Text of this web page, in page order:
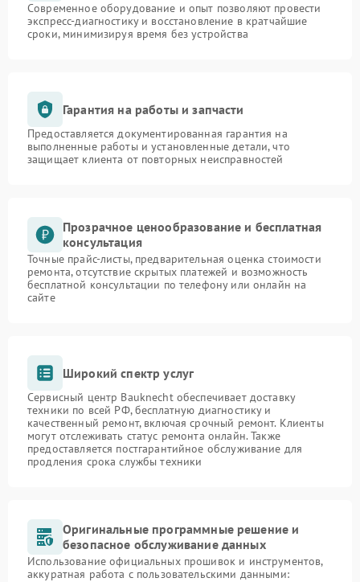
Современное оборудование и опыт позволяют провести
экспресс-диагностику и восстановление в кратчайшие
сроки, минимизируя время без устройства
Гарантия на работы и запчасти
Предоставляется документированная гарантия на
выполненные работы и установленные детали, что
защищает клиента от повторных неисправностей
Прозрачное ценообразование и бесплатная
консультация
Точные прайс-листы, предварительная оценка стоимости
ремонта, отсутствие скрытых платежей и возможность
бесплатной консультации по телефону или онлайн на
сайте
Широкий спектр услуг
Сервисный центр Bauknecht обеспечивает доставку
техники по всей РФ, бесплатную диагностику и
качественный ремонт, включая срочный ремонт. Клиенты
могут отслеживать статус ремонта онлайн. Также
предоставляется постгарантийное обслуживание для
продления срока службы техники
Оригинальные программные решение и
безопасное обслуживание данных
Использование официальных прошивок и инструментов,
аккуратная работа с пользовательскими данными: